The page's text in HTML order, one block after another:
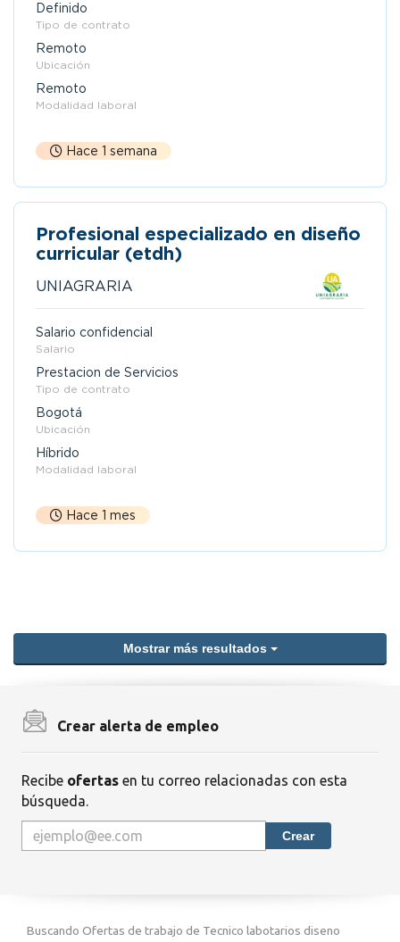
Definido
Tipo de contrato
Remoto
Ubicación
Remoto
Modalidad laboral
Hace 1 semana
Profesional especializado en diseño
curricular (etdh)
UNIAGRARIA
Salario confidencial
Salario
Prestacion de Servicios
Tipo de contrato
Bogotá
Ubicación
Híbrido
Modalidad laboral
Hace 1 mes
Mostrar más resultados
Crear alerta de empleo
Recibe ofertas en tu correo relacionadas con esta
búsqueda.
Crear
Buscando Ofertas de trabajo de Tecnico labotarios diseno